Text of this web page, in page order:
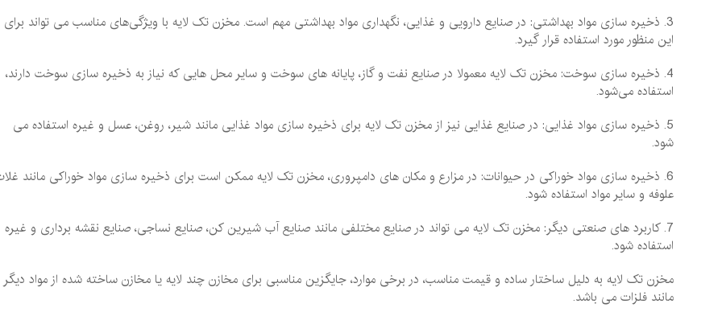
3. ذخیره‌ سازی مواد بهداشتی: در صنایع دارویی و غذایی، نگهداری مواد بهداشتی مهم است. مخزن تک لایه با ویژگی‌های مناسب می ‌تواند برای
این منظور مورد استفاده قرار گیرد.
4. ذخیره‌ سازی سوخت: مخزن تک لایه معمولا در صنایع نفت و گاز، پایانه‌ های سوخت و سایر محل‌ هایی که نیاز به ذخیره‌ سازی سوخت دارند،
استفاده می‌شود.
5. ذخیره ‌سازی مواد غذایی: در صنایع غذایی نیز از مخزن تک لایه برای ذخیره ‌سازی مواد غذایی مانند شیر، روغن، عسل و غیره استفاده می‌
شود.
6. ذخیره‌ سازی مواد خوراکی در حیوانات: در مزارع و مکان ‌های دامپروری، مخزن تک لایه ممکن است برای ذخیره ‌سازی مواد خوراکی مانند
علوفه و سایر مواد استفاده شود.
7. کاربرد های صنعتی دیگر: مخزن تک لایه می ‌تواند در صنایع مختلفی مانند صنایع آب ‌شیرین ‌کن، صنایع نساجی، صنایع نقشه‌ برداری و غیره
استفاده شود.
مخزن تک لایه به دلیل ساختار ساده و قیمت مناسب، در برخی موارد، جایگزین مناسبی برای مخازن چند لایه یا مخازن ساخته شده از مواد دیگر
مانند فلزات می باشد.